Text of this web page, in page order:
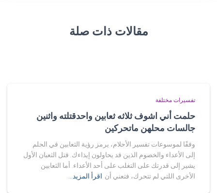
مقالات ذات صلة
تفسيرات مختلفة
حلمت أني اشوف ثلاثه ثعابين واحدقتلته واثنين
جالسات محلهن ماتحركين
وفقًا لموسوعات تفسير الأحلام، يرمز رؤية الثعابين في الحلم
إلى الأعداء والخصوم الذين قد يحاولون إيذاءك. قتل الثعبان الأول
يشير إلى قدرتك على التغلب على أحد الأعداء. أما الثعابين
الأخرى اللتي لم تتحرك، فتعني أن اقرأ المزيد…